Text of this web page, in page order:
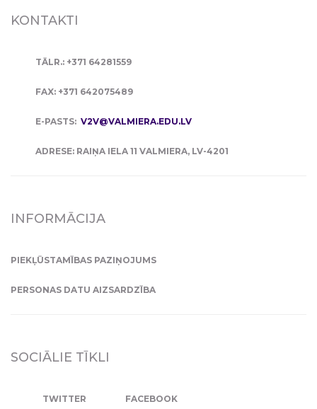
KONTAKTI
TĀLR.: +371 64281559
FAX: +371 642075489
E-PASTS: V2V@VALMIERA.EDU.LV
ADRESE: RAIŅA IELA 11 VALMIERA, LV-4201
INFORMĀCIJA
PIEKĻŪSTAMĪBAS PAZIŅOJUMS
PERSONAS DATU AIZSARDZĪBA
SOCIĀLIE TĪKLI
TWITTER FACEBOOK